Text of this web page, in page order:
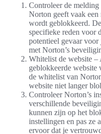
Controleer de
Norton geeft vaak
wordt geblokkeerd.
specifieke reden voor
potentieel gevaar
met Norton’s
Whitelist de website –
geblokkeerde website
de whitelist van
website niet langer
Controleer Norton’s
verschillende
kunnen zijn op het
instellingen en pas ze
ervoor dat je